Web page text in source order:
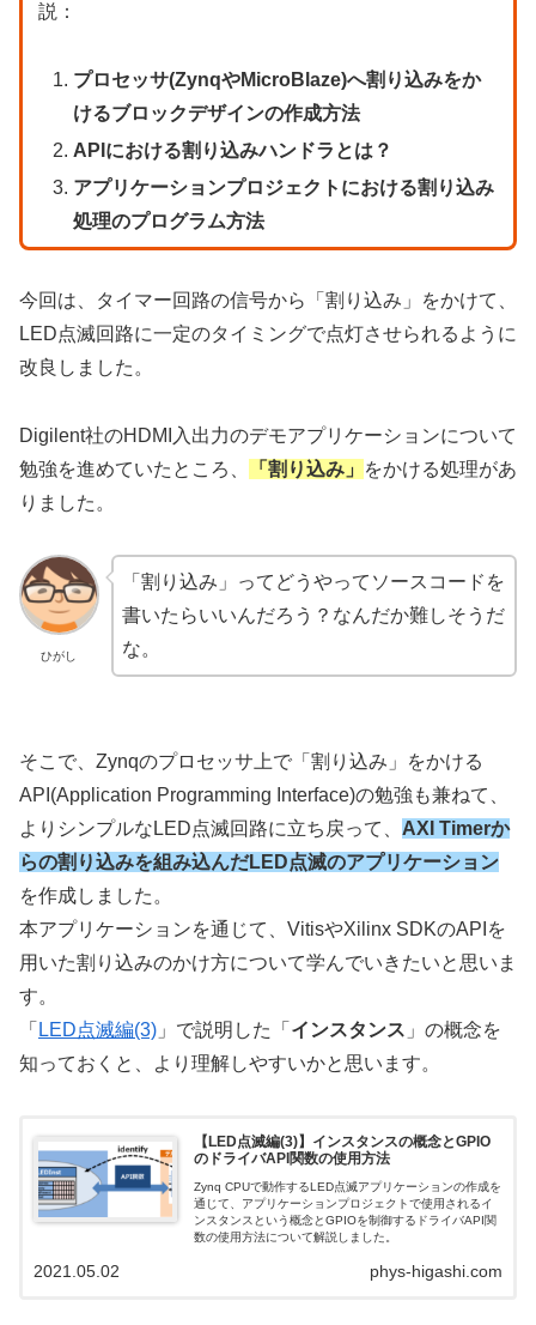
説：
プロセッサ(ZynqやMicroBlaze)へ割り込みをか
けるブロックデザインの作成方法
APIにおける割り込みハンドラとは？
アプリケーションプロジェクトにおける割り込み
処理のプログラム方法
今回は、タイマー回路の信号から「割り込み」をかけて、
LED点滅回路に一定のタイミングで点灯させられるように
改良しました。
Digilent社のHDMI入出力のデモアプリケーションについて
勉強を進めていたところ、
「割り込み」
をかける処理があ
りました。
ひがし
「割り込み」ってどうやってソースコードを
書いたらいいんだろう？なんだか難しそうだ
な。
そこで、Zynqのプロセッサ上で「割り込み」をかける
API(Application Programming Interface)の勉強も兼ねて、
よりシンプルなLED点滅回路に立ち戻って、 AXI Timerか
らの割り込みを組み込んだLED点滅のアプリケーション
を作成しました。
本アプリケーションを通じて、VitisやXilinx SDKのAPIを
用いた割り込みのかけ方について学んでいきたいと思いま
す。
「 LED点滅編(3) 」で説明した「 インスタンス 」の概念を
知っておくと、より理解しやすいかと思います。
【LED点滅編(3)】インスタンスの概念とGPIO
のドライバAPI関数の使用方法
Zynq CPUで動作するLED点滅アプリケーションの作成を
通じて、アプリケーションプロジェクトで使用されるイ
ンスタンスという概念とGPIOを制御するドライバAPI関
数の使用方法について解説しました。
phys-higashi.com
2021.05.02